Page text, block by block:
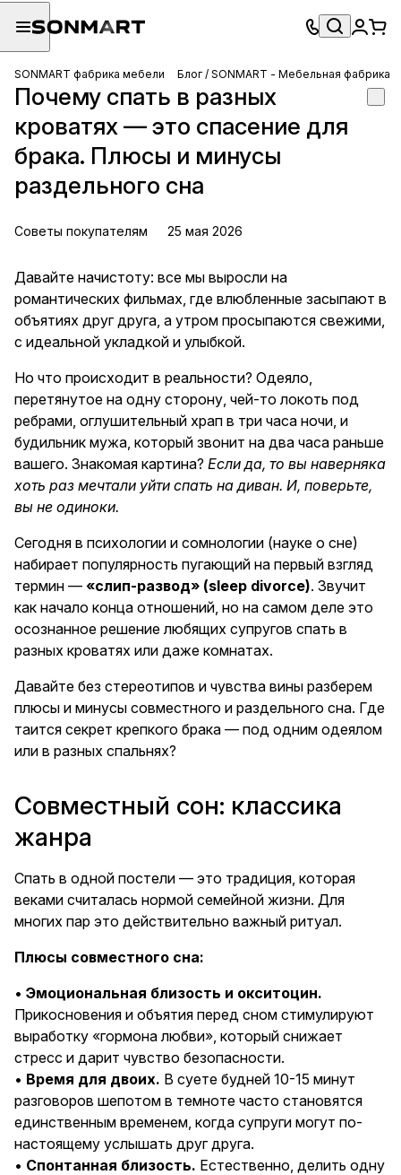
SONMART фабрика мебели Блог / SONMART - Мебельная фабрика
Почему спать в разных
кроватях — это спасение для
брака. Плюсы и минусы
раздельного сна
Советы покупателям 25 мая 2026
Давайте начистоту: все мы выросли на
романтических фильмах, где влюбленные засыпают в
объятиях друг друга, а утром просыпаются свежими,
с идеальной укладкой и улыбкой.
Но что происходит в реальности? Одеяло,
перетянутое на одну сторону, чей-то локоть под
ребрами, оглушительный храп в три часа ночи, и
будильник мужа, который звонит на два часа раньше
вашего. Знакомая картина? Если да, то вы наверняка
хоть раз мечтали уйти спать на диван. И, поверьте,
вы не одиноки.
Сегодня в психологии и сомнологии (науке о сне)
набирает популярность пугающий на первый взгляд
термин — «слип-развод» (sleep divorce). Звучит
как начало конца отношений, но на самом деле это
осознанное решение любящих супругов спать в
разных кроватях или даже комнатах.
Давайте без стереотипов и чувства вины разберем
плюсы и минусы совместного и раздельного сна. Где
таится секрет крепкого брака — под одним одеялом
или в разных спальнях?
Совместный сон: классика
жанра
Спать в одной постели — это традиция, которая
веками считалась нормой семейной жизни. Для
многих пар это действительно важный ритуал.
Плюсы совместного сна:
• Эмоциональная близость и окситоцин.
Прикосновения и объятия перед сном стимулируют
выработку «гормона любви», который снижает
стресс и дарит чувство безопасности.
• Время для двоих. В суете будней 10-15 минут
разговоров шепотом в темноте часто становятся
единственным временем, когда супруги могут по-
настоящему услышать друг друга.
• Спонтанная близость. Естественно, делить одну